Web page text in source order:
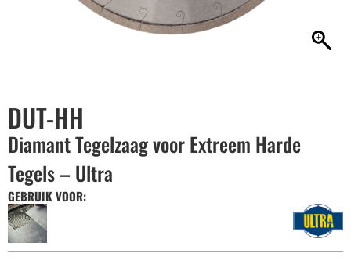
DUT-HH
Diamant Tegelzaag voor Extreem Harde
Tegels – Ultra
GEBRUIK VOOR: